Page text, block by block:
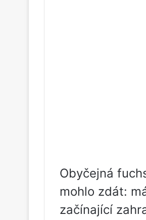
Obyčejná
mohlo zdát:
začínající